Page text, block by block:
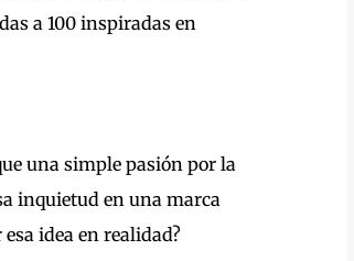
a 100 inspiradas en
una simple pasión por la
inquietud en una marca
idea en realidad?